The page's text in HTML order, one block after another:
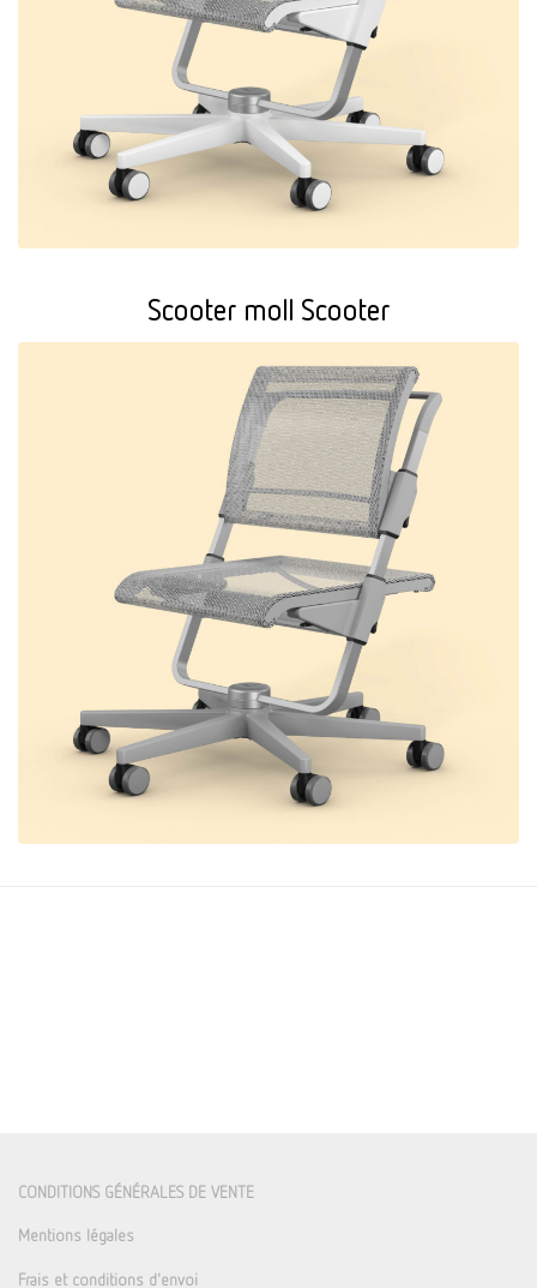
Scooter moll Scooter
CONDITIONS GÉNÉRALES DE VENTE
Mentions légales
Frais et conditions d'envoi